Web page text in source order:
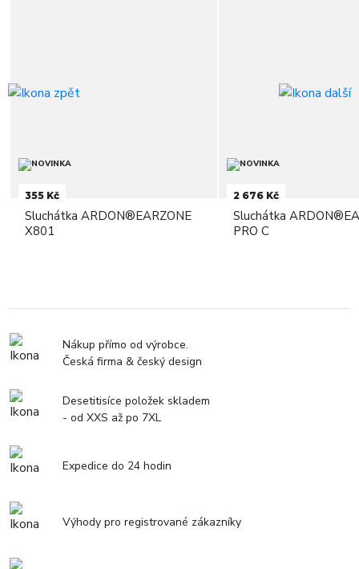
355 Kč
Sluchátka ARDON®EARZONE
X801
2 676 Kč
Sluchátka
PRO C
Nákup přímo od výrobce.
Česká firma & český design
Desetitisíce položek skladem
- od XXS až po 7XL
Expedice do 24 hodin
Výhody pro registrované zákazníky